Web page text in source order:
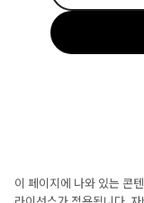
이 페이지에 나와 있는 콘